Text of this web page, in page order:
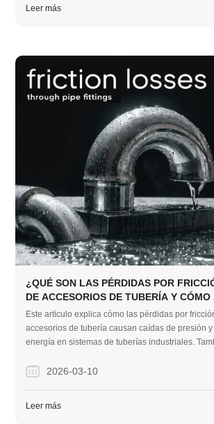
Leer más
¿QUÉ SON LAS PÉRDIDAS POR
DE ACCESORIOS DE TUBERÍA Y CÓMO
SISTEMA?
Este artículo explica cómo las pérdidas por
accesorios de tubería causan caídas de presión
energía en sistemas de tuberías industriales.
materiales, para ayudarlo a ahorrar costos y
2026-03-10
Leer más